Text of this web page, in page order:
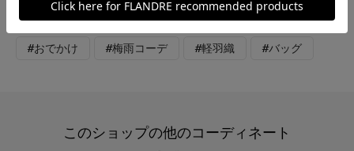
#マニッシュ #骨格ウェーブ #カーディガン
#おでかけ #梅雨コーデ #軽羽織 #バッグ
このショップの他のコーディネート